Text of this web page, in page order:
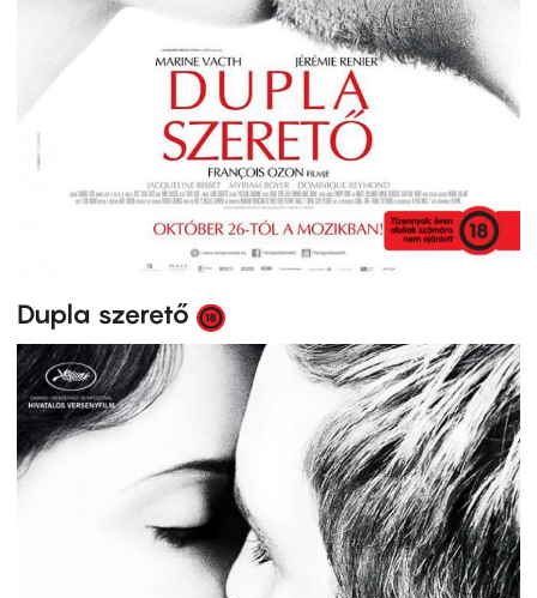
Dupla szerető